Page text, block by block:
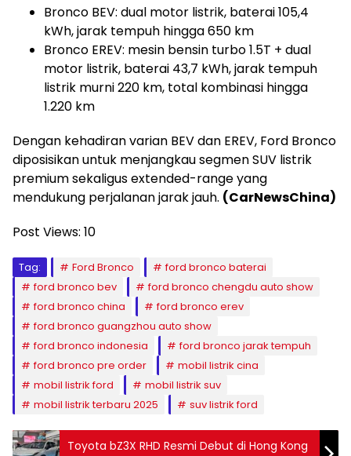
Bronco BEV: dual motor listrik, baterai 105,4
kWh, jarak tempuh hingga 650 km
Bronco EREV: mesin bensin turbo 1.5T + dual
motor listrik, baterai 43,7 kWh, jarak tempuh
listrik murni 220 km, total kombinasi hingga
1.220 km
Dengan kehadiran varian BEV dan EREV, Ford Bronco
diposisikan untuk menjangkau segmen SUV listrik
premium sekaligus extended-range yang
mendukung perjalanan jarak jauh. (CarNewsChina)
Post Views: 10
Tag: Ford Bronco
ford bronco baterai
ford bronco bev
ford bronco chengdu auto show
ford bronco china
ford bronco erev
ford bronco guangzhou auto show
ford bronco indonesia
ford bronco jarak tempuh
ford bronco pre order
mobil listrik cina
mobil listrik ford
mobil listrik suv
mobil listrik terbaru 2025
suv listrik ford
Toyota bZ3X RHD Resmi Debut di Hong Kong